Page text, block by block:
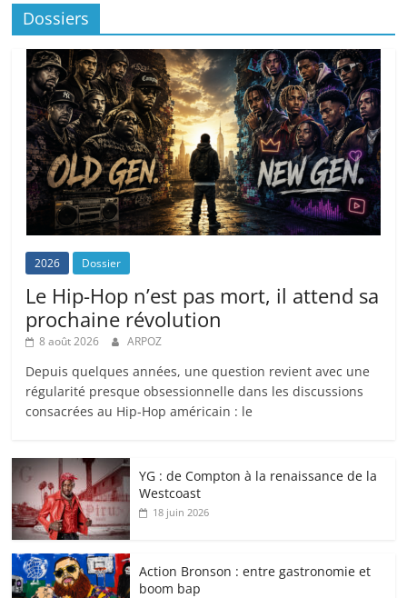
Dossiers
2026 Dossier
Le Hip-Hop n’est pas mort, il attend sa
prochaine révolution
8 août 2026 ARPOZ
Depuis quelques années, une question revient avec une
régularité presque obsessionnelle dans les discussions
consacrées au Hip-Hop américain : le
YG : de Compton à la renaissance de la
Westcoast
18 juin 2026
Action Bronson : entre gastronomie et
boom bap